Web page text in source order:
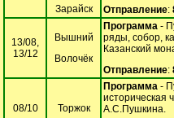
Зарайск
Отправление:
13/08,
13/12
Вышний
Волочёк
Программа -
ряды, собор,
Казанский
Отправление:
08/10 Торжок
Программа -
историческая
А.С.Пушкина.